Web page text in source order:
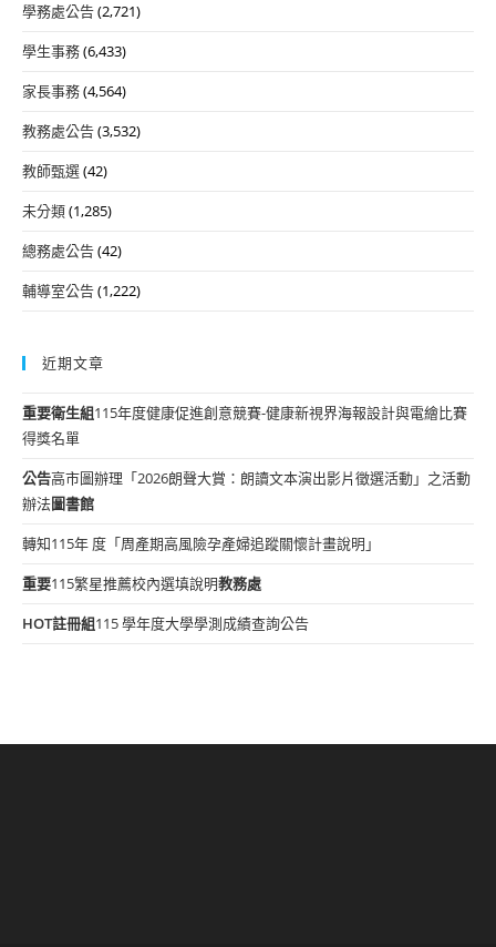
學務處公告(2,721)
學生事務(6,433)
家長事務(4,564)
教務處公告(3,532)
教師甄選(42)
未分類(1,285)
總務處公告(42)
輔導室公告(1,222)
近期文章
重要衛生組115年度健康促進創意競賽-健康新視界海報設計與電繪比賽
得獎名單
公告高市圖辦理「2026朗聲大賞：朗讀文本演出影片徵選活動」之活動
辦法圖書館
轉知115年 度「周產期高風險孕產婦追蹤關懷計畫說明」
重要115繁星推薦校內選填說明教務處
HOT註冊組115 學年度大學學測成績查詢公告